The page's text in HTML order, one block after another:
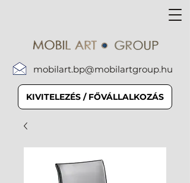
mobilart.bp@mobilartgroup.hu
KIVITELEZÉS / FŐVÁLLALKOZÁS